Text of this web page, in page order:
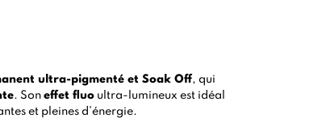
ultra-pigmenté et Soak Off, qui
. Soneffet fluo ultra-lumineux est idéal
et pleines d’énergie.